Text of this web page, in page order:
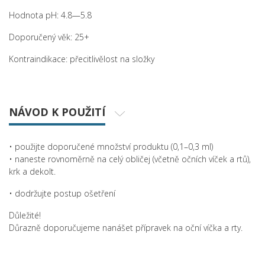
Hodnota pH: 4.8—5.8
Doporučený věk: 25+
Kontraindikace: přecitlivělost na složky
NÁVOD K POUŽITÍ
• použijte doporučené množství produktu (0,1–0,3 ml)
• naneste rovnoměrně na celý obličej (včetně očních víček a rtů),
krk a dekolt.
• dodržujte postup ošetření
Důležité!
Důrazně doporučujeme nanášet přípravek na oční víčka a rty.